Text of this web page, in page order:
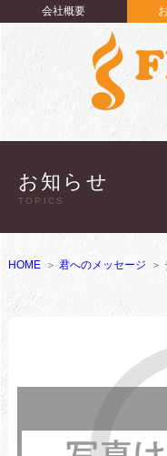
会社概要
お知らせ
TOPICS
HOME 君へのメッセージ